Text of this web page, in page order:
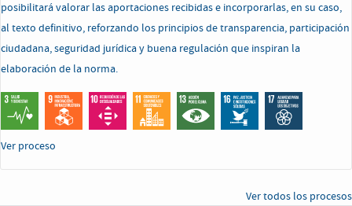
posibilitará valorar las aportaciones recibidas e incorporarlas, en su caso,
al texto definitivo, reforzando los principios de transparencia, participación
ciudadana, seguridad jurídica y buena regulación que inspiran la
elaboración de la norma.
Ver proceso
Ver todos los procesos